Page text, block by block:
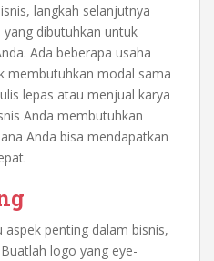
langkah selanjutnya
dibutuhkan untuk
Ada beberapa usaha
membutuhkan modal sama
lepas atau menjual karya
Anda membutuhkan
Anda bisa mendapatkan
penting dalam bisnis,
logo yang eye-